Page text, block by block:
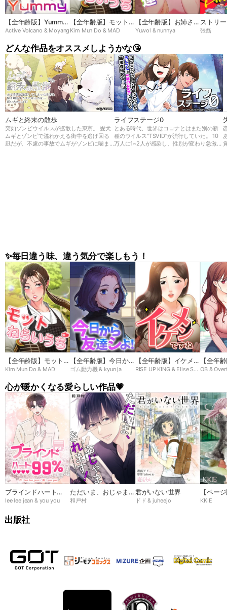
【全年齢版】Yummy
× Yummy
Active Volcano & Moyang
【全年齢版】モットね
らいうち➸♡
Kim Mun Do & MAD
【全年齢版】お姉さん
の友達
Yuwol & nunnya
ストリ
ーナ
張磊
どんな作品をオススメしようかな😘
ムギと終末の散歩
突如ゾンビウイルスが拡散した東京。 愛犬
ムギとゾンビで溢れかえる街中を逃げ回る
凪だが、不慮の事故でムギがゾンビに噛ま
ライフステージ0
とある時代、世界はコロナとはまた別の新
種のウイルス“TSVID”が流行していた。 10
万人に1~2人が感染し、性別が変わり急激に
✨毎日違う味、違う気分で楽しもう！
【全年齢版】モットね
らいうち➸♡
Kim Mun Do & MAD
【全年齢版】今日から
友達シよ！
ゴム動力機 & kyun ja
【全年齢版】イケメン
ですね
RISE UP KING & Elise Shin
【全年
ン
OB &
心が暖かくなる愛らしい作品💗
ブラインドハート
99％
lee lee jean & you you
ただいま、おじゃまさ
れます！
和戸村
君がいない世界
ドド & juheejo
【ペー
夜
KKIE
出版社